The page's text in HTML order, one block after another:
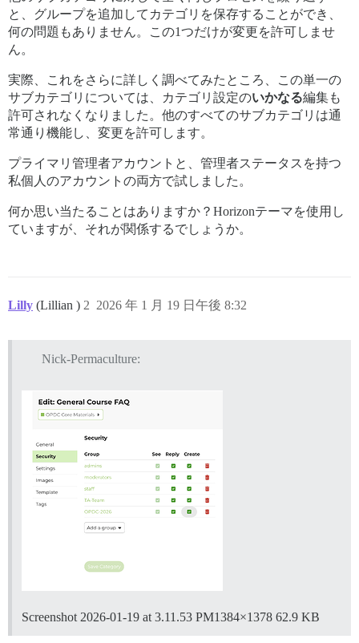
と、グループを追加してカテゴリを保存することができ、
何の問題もありません。この1つだけが変更を許可しませ
ん。
実際、これをさらに詳しく調べてみたところ、この単一の
サブカテゴリについては、カテゴリ設定のいかなる編集も
許可されなくなりました。他のすべてのサブカテゴリは通
常通り機能し、変更を許可します。
プライマリ管理者アカウントと、管理者ステータスを持つ
私個人のアカウントの両方で試しました。
何か思い当たることはありますか？Horizonテーマを使用し
ていますが、それが関係するでしょうか。
Lilly (Lillian ) 2026 年 1 月 19 日午後 8:32
2
Nick-Permaculture:
Screenshot 2026-01-19 at 3.11.53 PM1384×1378 62.9 KB